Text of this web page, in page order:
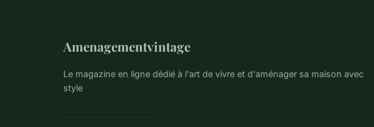
Amenagementvintage
Le magazine en ligne dédié à l'art de vivre et d'aménager sa maison avec
style